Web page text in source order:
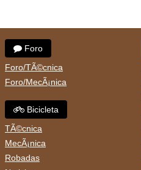
Foro
Foro/TÃ©cnica
Foro/MecÃ¡nica
Bicicleta
TÃ©cnica
MecÃ¡nica
Robadas